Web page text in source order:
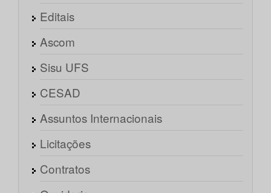
Editais
Ascom
Sisu UFS
CESAD
Assuntos Internacionais
Licitações
Contratos